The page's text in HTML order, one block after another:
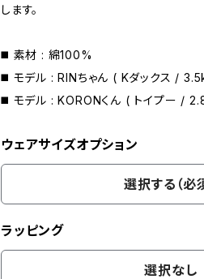
します。
◼️ 素材 : 綿100%
◼️ モデル : RINちゃん ( Kダックス /
◼️ モデル : KORONくん ( トイプー /
ウェアサイズオプション
選択する（必
ラッピング
選択なし